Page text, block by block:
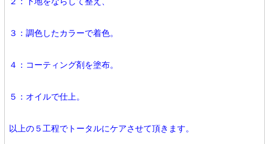
３：調色したカラーで着色。
４：コーティング剤を塗布。
５：オイルで仕上。
以上の５工程でトータルにケアさせて頂きます。